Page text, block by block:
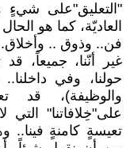
"التعليق"على
العاديّة، كما هو
فن.. وذوق .. وأخلاق.
غير أنّنا، جميعاً،
حولنا، وفي
والوظيفة)، قد
على"خِلافاتنا"
تعيسةٍ كامنةٍ فينا..